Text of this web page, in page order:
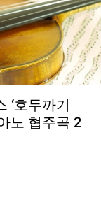
‘호두까기
노 협주곡 2